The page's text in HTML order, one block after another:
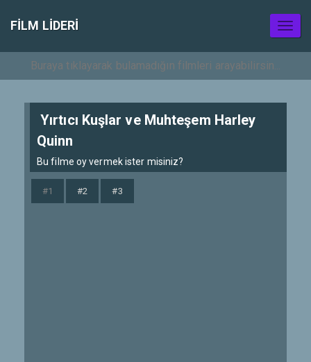
FILM LIDERI
Yırtıcı Kuşlar ve Muhteşem Harley
Quinn
Bu filme oy vermek ister misiniz?
#1 #2 #3